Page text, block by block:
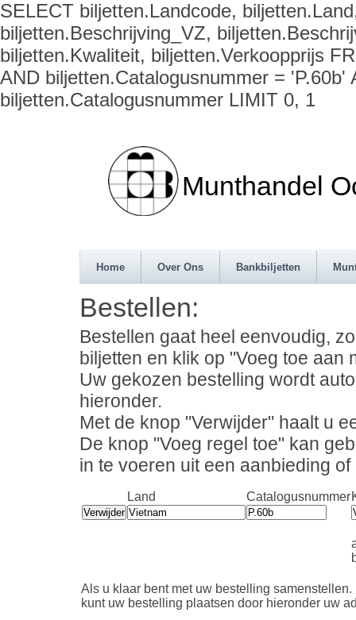
SELECT biljetten.Landcode,
biljetten.Beschrijving_VZ,
biljetten.Kwaliteit, biljetten.Verkoopprijs
AND biljetten.Catalogusnummer =
biljetten.Catalogusnummer LIMIT 0, 1
Munthandel
Home Over Ons Bankbiljetten
Bestellen:
Bestellen gaat heel eenvoudig,
biljetten en klik op "Voeg toe aan
Uw gekozen bestelling wordt
hieronder.
Met de knop "Verwijder" haalt u
De knop "Voeg regel toe" kan
in te voeren uit een aanbieding
Land Catalogusnummer
Als u klaar bent met uw bestelling samenstellen.
kunt uw bestelling plaatsen door hieronder uw